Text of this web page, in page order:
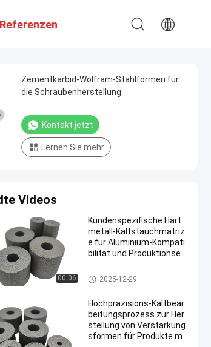
Referenzen
Zementkarbid-Wolfram-Stahlformen für
die Schraubenherstellung
Kontakt jetzt
Lernen Sie mehr
Videos
00:06
Kundenspezifische Hart
metall-Kaltstauchmatriz
e für Aluminium-Kompati
bilität und Produktionseffi
mit einem Gehalt an Kohlenwa
sserstoffen von mehr als 85 G
2025-12-29
Hochpräzisions-Kaltbear
beitungsprozess zur Her
stellung von Verstärkung
sformen für Produkte mit